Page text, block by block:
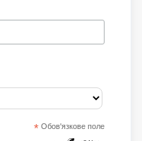
* Обов'язкове поле